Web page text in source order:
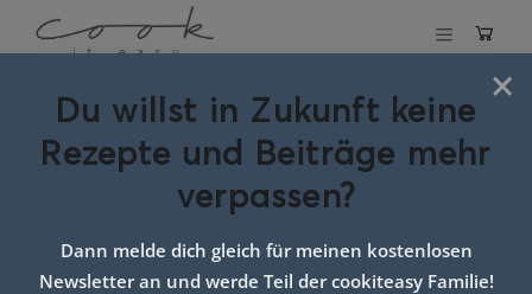
Schlagwort:
Rezept für
Bauerneintopf
×
Du willst in Zukunft keine
Rezepte und Beiträge mehr
verpassen?
Dann melde dich gleich für meinen kostenlosen
Newsletter an und werde Teil der cookiteasy Familie!